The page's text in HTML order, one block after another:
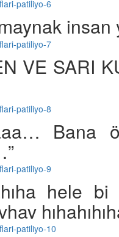
insan
VE SARI
Bana
hele